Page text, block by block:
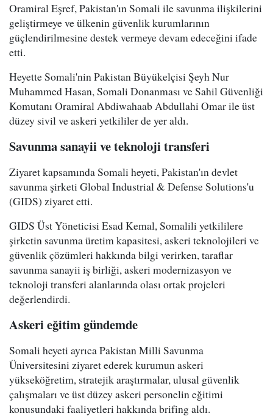
Oramiral Eşref, Pakistan'ın Somali ile savunma ilişkilerini
geliştirmeye ve ülkenin güvenlik kurumlarının
güçlendirilmesine destek vermeye devam edeceğini ifade
etti.
Heyette Somali'nin Pakistan Büyükelçisi Şeyh Nur
Muhammed Hasan, Somali Donanması ve Sahil Güvenliği
Komutanı Oramiral Abdiwahaab Abdullahi Omar ile üst
düzey sivil ve askeri yetkililer de yer aldı.
Savunma sanayii ve teknoloji transferi
Ziyaret kapsamında Somali heyeti, Pakistan'ın devlet
savunma şirketi Global Industrial & Defense Solutions'u
(GIDS) ziyaret etti.
GIDS Üst Yöneticisi Esad Kemal, Somalili yetkililere
şirketin savunma üretim kapasitesi, askeri teknolojileri ve
güvenlik çözümleri hakkında bilgi verirken, taraflar
savunma sanayii iş birliği, askeri modernizasyon ve
teknoloji transferi alanlarında olası ortak projeleri
değerlendirdi.
Askeri eğitim gündemde
Somali heyeti ayrıca Pakistan Milli Savunma
Üniversitesini ziyaret ederek kurumun askeri
yükseköğretim, stratejik araştırmalar, ulusal güvenlik
çalışmaları ve üst düzey askeri personelin eğitimi
konusundaki faaliyetleri hakkında brifing aldı.